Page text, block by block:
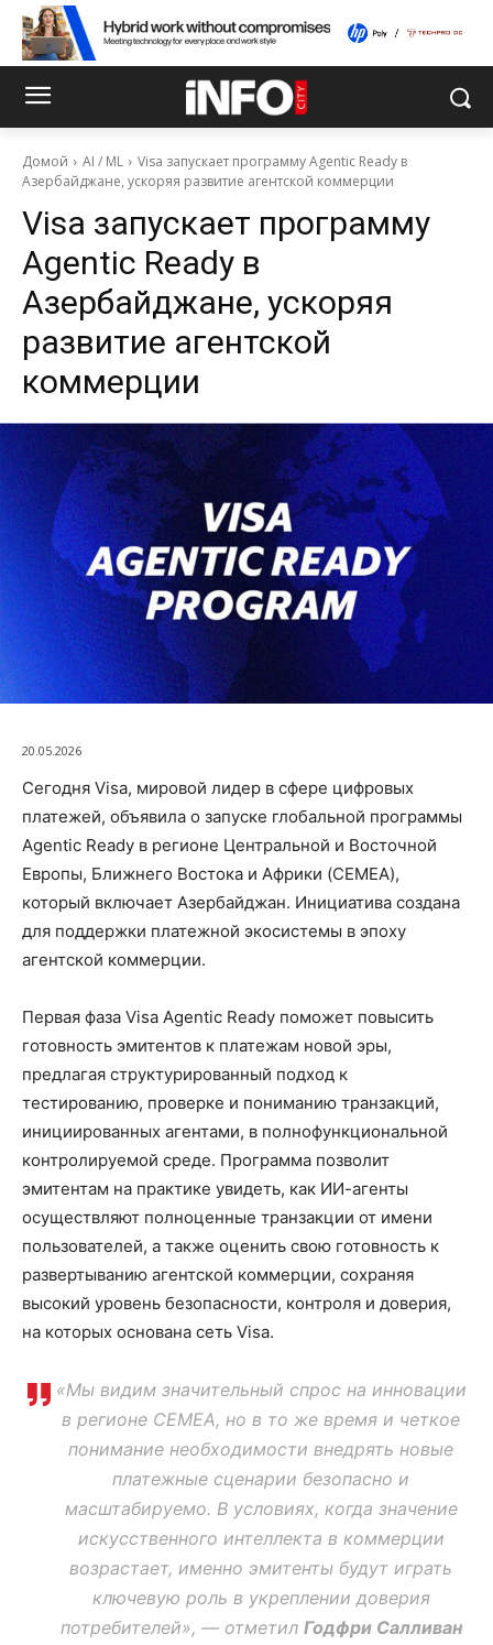
Домой AI / ML
Visa запускает программу Agentic Ready в
Азербайджане, ускоряя развитие агентской коммерции
Visa запускает программу
Agentic Ready в
Азербайджане, ускоряя
развитие агентской
коммерции
20.05.2026
Сегодня Visa, мировой лидер в сфере цифровых
платежей, объявила о запуске глобальной программы
Agentic Ready в регионе Центральной и Восточной
Европы, Ближнего Востока и Африки (CEMEA),
который включает Азербайджан. Инициатива создана
для поддержки платежной экосистемы в эпоху
агентской коммерции.
Первая фаза Visa Agentic Ready поможет повысить
готовность эмитентов к платежам новой эры,
предлагая структурированный подход к
тестированию, проверке и пониманию транзакций,
инициированных агентами, в полнофункциональной
контролируемой среде. Программа позволит
эмитентам на практике увидеть, как ИИ-агенты
осуществляют полноценные транзакции от имени
пользователей, а также оценить свою готовность к
развертыванию агентской коммерции, сохраняя
высокий уровень безопасности, контроля и доверия,
на которых основана сеть Visa.
«Мы видим значительный спрос на инновации
в регионе CEMEA, но в то же время и четкое
понимание необходимости внедрять новые
платежные сценарии безопасно и
масштабируемо. В условиях, когда значение
искусственного интеллекта в коммерции
возрастает, именно эмитенты будут играть
ключевую роль в укреплении доверия
потребителей», — отметил Годфри Салливан